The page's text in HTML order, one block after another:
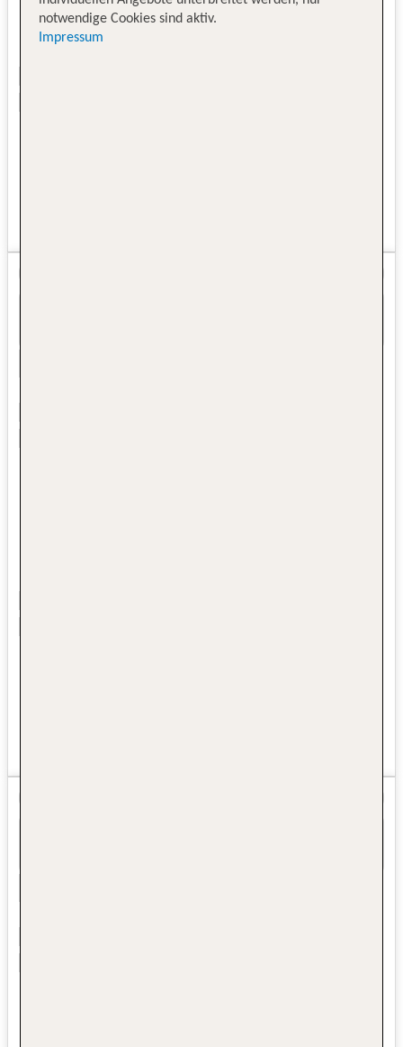
notwendige Cookies sind aktiv.
Impressum